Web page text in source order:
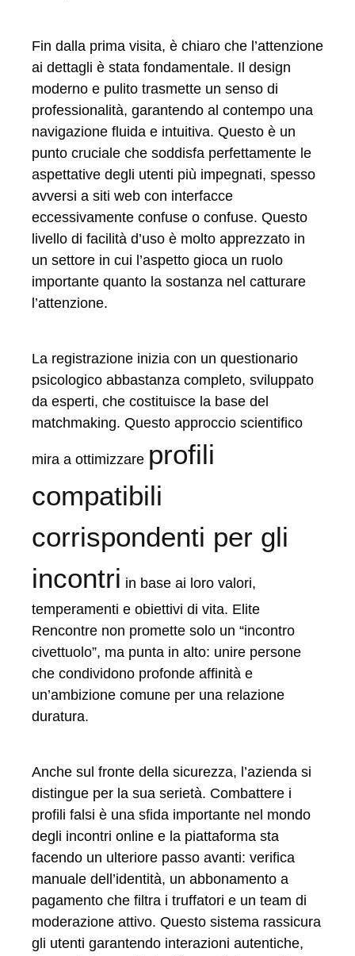
Fin dalla prima visita, è chiaro che l’attenzione
ai dettagli è stata fondamentale. Il design
moderno e pulito trasmette un senso di
professionalità, garantendo al contempo una
navigazione fluida e intuitiva. Questo è un
punto cruciale che soddisfa perfettamente le
aspettative degli utenti più impegnati, spesso
avversi a siti web con interfacce
eccessivamente confuse o confuse. Questo
livello di facilità d’uso è molto apprezzato in
un settore in cui l’aspetto gioca un ruolo
importante quanto la sostanza nel catturare
l’attenzione.
La registrazione inizia con un questionario
psicologico abbastanza completo, sviluppato
da esperti, che costituisce la base del
matchmaking. Questo approccio scientifico
mira a ottimizzare profili
compatibili
corrispondenti per gli
incontri in base ai loro valori,
temperamenti e obiettivi di vita. Elite
Rencontre non promette solo un “incontro
civettuolo”, ma punta in alto: unire persone
che condividono profonde affinità e
un’ambizione comune per una relazione
duratura.
Anche sul fronte della sicurezza, l’azienda si
distingue per la sua serietà. Combattere i
profili falsi è una sfida importante nel mondo
degli incontri online e la piattaforma sta
facendo un ulteriore passo avanti: verifica
manuale dell’identità, un abbonamento a
pagamento che filtra i truffatori e un team di
moderazione attivo. Questo sistema rassicura
gli utenti garantendo interazioni autentiche,